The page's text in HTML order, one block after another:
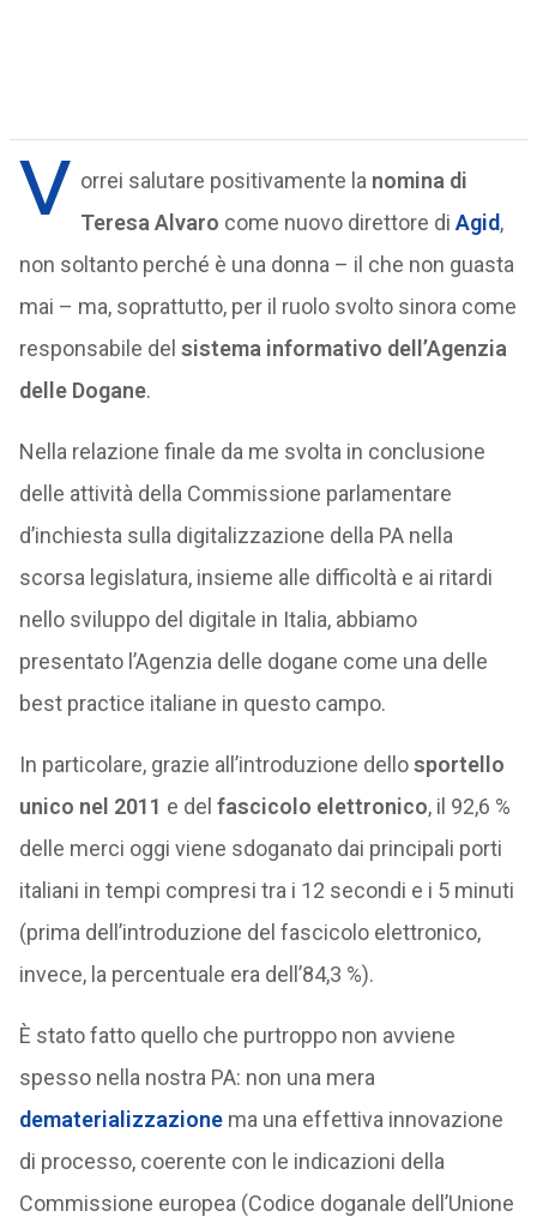
V orrei salutare positivamente la nomina di
Teresa Alvaro come nuovo direttore di Agid,
non soltanto perché è una donna – il che non guasta
mai – ma, soprattutto, per il ruolo svolto sinora come
responsabile del sistema informativo dell’Agenzia
delle Dogane.
Nella relazione finale da me svolta in conclusione
delle attività della Commissione parlamentare
d’inchiesta sulla digitalizzazione della PA nella
scorsa legislatura, insieme alle difficoltà e ai ritardi
nello sviluppo del digitale in Italia, abbiamo
presentato l’Agenzia delle dogane come una delle
best practice italiane in questo campo.
In particolare, grazie all’introduzione dellosportello
unico nel 2011 e del fascicolo elettronico, il 92,6 %
delle merci oggi viene sdoganato dai principali porti
italiani in tempi compresi tra i 12 secondi e i 5 minuti
(prima dell’introduzione del fascicolo elettronico,
invece, la percentuale era dell’84,3 %).
È stato fatto quello che purtroppo non avviene
spesso nella nostra PA: non una mera
dematerializzazione ma una effettiva innovazione
di processo, coerente con le indicazioni della
Commissione europea (Codice doganale dell’Unione